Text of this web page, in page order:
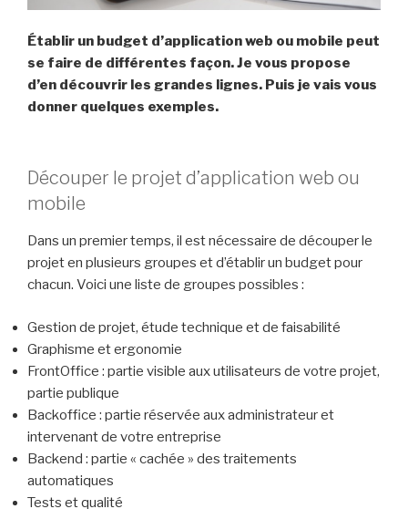
Établir un budget d’application web ou mobile peut
se faire de différentes façon. Je vous propose
d’en découvrir les grandes lignes. Puis je vais vous
donner quelques exemples.
Découper le projet d’application web ou
mobile
Dans un premier temps, il est nécessaire de découper le
projet en plusieurs groupes et d’établir un budget pour
chacun. Voici une liste de groupes possibles :
Gestion de projet, étude technique et de faisabilité
Graphisme et ergonomie
FrontOffice : partie visible aux utilisateurs de votre projet,
partie publique
Backoffice : partie réservée aux administrateur et
intervenant de votre entreprise
Backend : partie « cachée » des traitements
automatiques
Tests et qualité